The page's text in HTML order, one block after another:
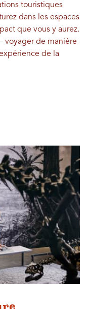
touristiques
dans les espaces
que vous y aurez.
voyager de manière
de la